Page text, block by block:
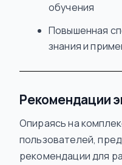
обучения
Повышенная
знания и
Рекомендации
Опираясь на
пользователей,
рекомендации для